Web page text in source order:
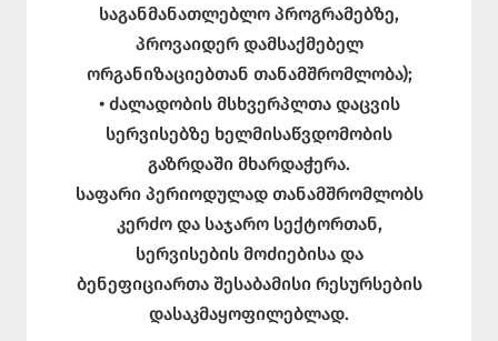
საგანმანათლებლო პროგრამებზე,
პროვაიდერ დამსაქმებელ
ორგანიზაციებთან თანამშრომლობა);
• ძალადობის მსხვერპლთა დაცვის
სერვისებზე ხელმისაწვდომობის
გაზრდაში მხარდაჭერა.
საფარი პერიოდულად თანამშრომლობს
კერძო და საჯარო სექტორთან,
სერვისების მოძიებისა და
ბენეფიციართა შესაბამისი რესურსების
დასაკმაყოფილებლად.